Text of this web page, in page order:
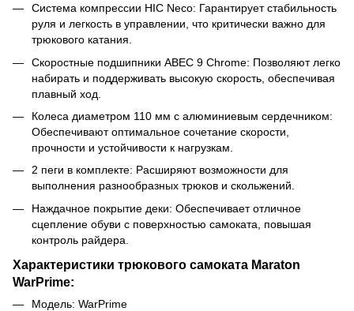
Система компрессии HIC Neco: Гарантирует стабильность
руля и легкость в управлении, что критически важно для
трюкового катания.
Скоростные подшипники ABEC 9 Chrome: Позволяют легко
набирать и поддерживать высокую скорость, обеспечивая
плавный ход.
Колеса диаметром 110 мм с алюминиевым сердечником:
Обеспечивают оптимальное сочетание скорости,
прочности и устойчивости к нагрузкам.
2 пеги в комплекте: Расширяют возможности для
выполнения разнообразных трюков и скольжений.
Наждачное покрытие деки: Обеспечивает отличное
сцепление обуви с поверхностью самоката, повышая
контроль райдера.
Характеристики трюкового самоката Maraton
WarPrime:
Модель: WarPrime